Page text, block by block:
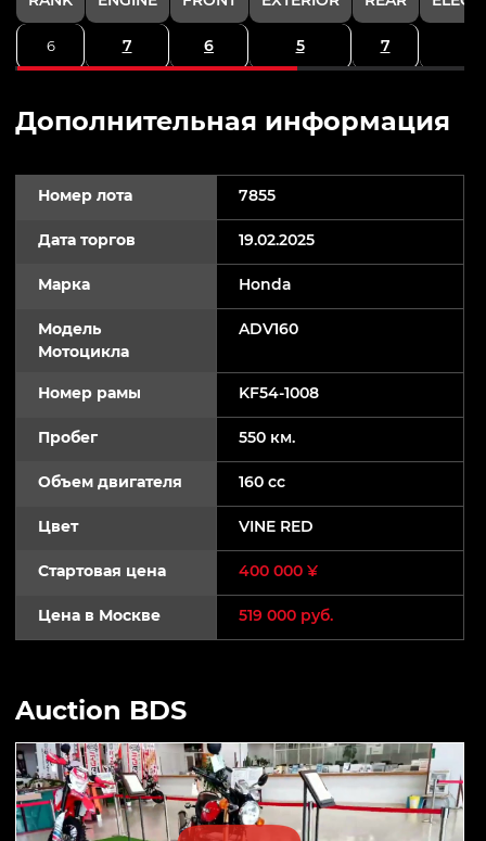
6 7 6 5 7
Дополнительная информация
Номер лота 7855
Дата торгов 19.02.2025
Марка Honda
Модель
Мотоцикла
ADV160
Номер рамы KF54-1008
Пробег 550 км.
Объем двигателя 160 cc
Цвет VINE RED
Стартовая цена 400 000 ¥
Цена в Москве 519 000 руб.
Auction BDS